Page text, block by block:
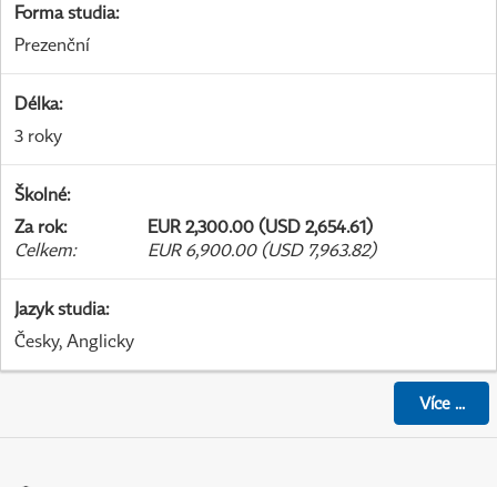
Forma studia:
Prezenční
Délka:
3 roky
Školné:
Za rok:
EUR 2,300.00 (USD 2,654.61)
Celkem: EUR 6,900.00 (USD 7,963.82)
Jazyk studia:
Česky, Anglicky
Více...